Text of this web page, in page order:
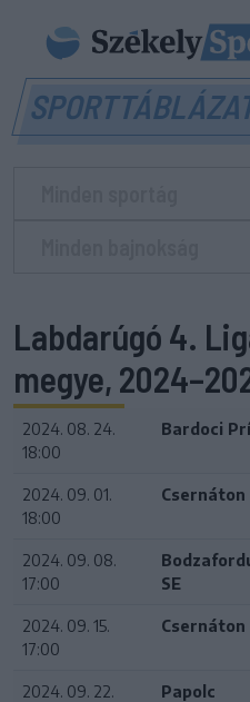
Labdarúgó 4.
megye,
2024. 08. 24.
18:00
Bardoci
2024. 09. 01.
18:00
Csernáton
2024. 09. 08.
17:00
SE
2024. 09. 15.
17:00
Csernáton
2024. 09. 22.
Papolc